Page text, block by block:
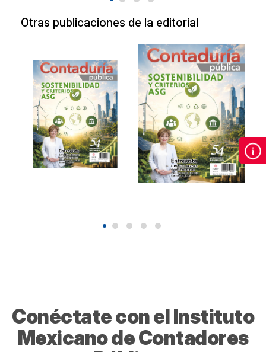
Otras publicaciones de la editorial
Revista de
Contaduría
Pública Agosto
2026.
Sostenibilidad y
criterios ASG.
2026
Revista de
Contaduría
Pública Agosto
2026
Sostenibilidad y
criterios ASG.
2026
$90.00
Conéctate con el Instituto
Mexicano de Contadores